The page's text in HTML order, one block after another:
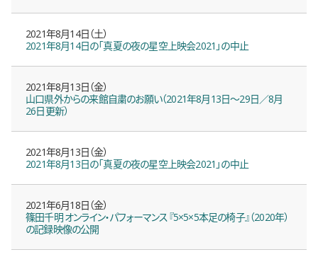
2021年8月14日（土）
2021年8月14日の「真夏の夜の星空上映会2021」の中止
2021年8月13日（金）
山口県外からの来館自粛のお願い（2021年8月13日〜29日／8月
26日更新）
2021年8月13日（金）
2021年8月13日の「真夏の夜の星空上映会2021」の中止
2021年6月18日（金）
篠田千明 オンライン・パフォーマンス『5×5×5本足の椅子』（2020年）
の記録映像の公開